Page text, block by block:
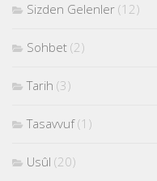
Sizden Gelenler (12)
Sohbet (2)
Tarih (3)
Tasavvuf(1)
Usûl (20)